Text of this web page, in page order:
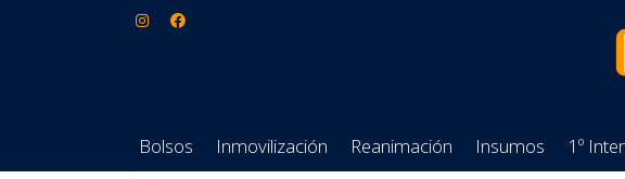
Bolsos Inmovilización Reanimación Insumos 1º